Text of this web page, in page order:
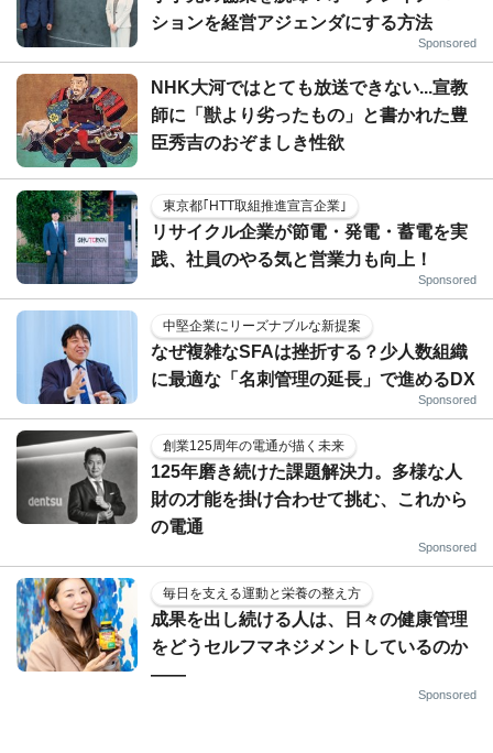
ションを経営アジェンダにする方法
Sponsored
NHK大河ではとても放送できない...宣教
師に「獣より劣ったもの」と書かれた豊
臣秀吉のおぞましき性欲
東京都｢HTT取組推進宣言企業｣
リサイクル企業が節電・発電・蓄電を実
践、社員のやる気と営業力も向上！
Sponsored
中堅企業にリーズナブルな新提案
なぜ複雑なSFAは挫折する？少人数組織
に最適な「名刺管理の延長」で進めるDX
Sponsored
創業125周年の電通が描く未来
125年磨き続けた課題解決力。多様な人
財の才能を掛け合わせて挑む、これから
の電通
Sponsored
毎日を支える運動と栄養の整え方
成果を出し続ける人は、日々の健康管理
をどうセルフマネジメントしているのか
——
Sponsored